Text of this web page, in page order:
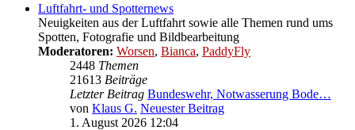
Luftfahrt- und Spotternews
Neuigkeiten aus der Luftfahrt sowie alle Themen rund ums
Spotten, Fotografie und Bildbearbeitung
Moderatoren: Worsen, Bianca, PaddyFly
2448 Themen
21613 Beiträge
Letzter Beitrag Bundeswehr, Notwasserung Bode…
von Klaus G. Neuester Beitrag
1. August 2026 12:04